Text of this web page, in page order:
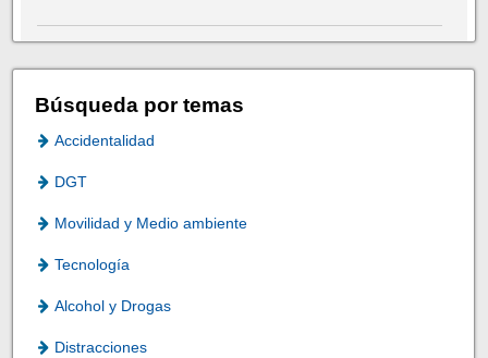
Búsqueda por temas
Accidentalidad
DGT
Movilidad y Medio ambiente
Tecnología
Alcohol y Drogas
Distracciones